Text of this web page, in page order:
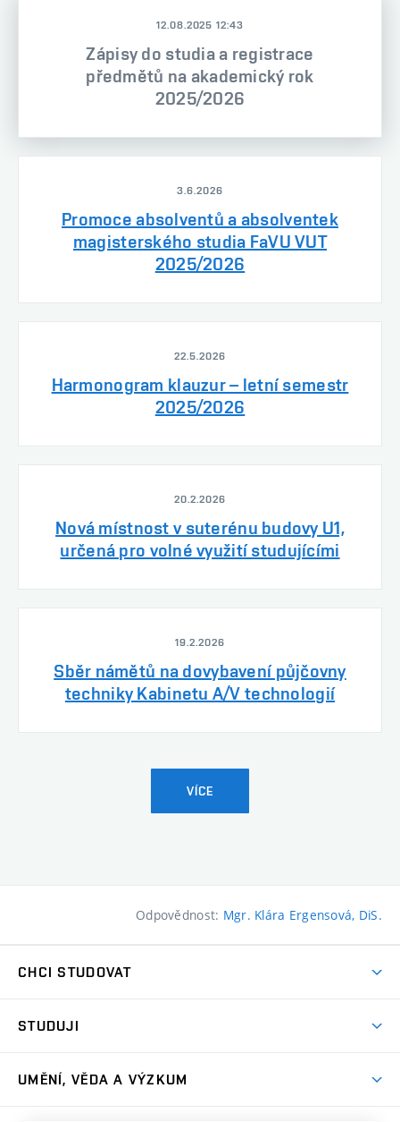
12.08.2025 12:43
Zápisy do studia a registrace
předmětů na akademický rok
2025/2026
3.6.2026
Promoce absolventů a absolventek
magisterského studia FaVU VUT
2025/2026
22.5.2026
Harmonogram klauzur – letní semestr
2025/2026
20.2.2026
Nová místnost v suterénu budovy U1,
určená pro volné využití studujícími
19.2.2026
Sběr námětů na dovybavení půjčovny
techniky Kabinetu A/V technologií
VÍCE
Odpovědnost: Mgr. Klára Ergensová, DiS.
CHCI STUDOVAT
Přijímačky
Dny otevřených dveří
STUDUJI
UMĚNÍ, VĚDA A VÝZKUM